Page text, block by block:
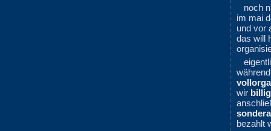
noch
im mai
und vor
das will
wir
bezahlt